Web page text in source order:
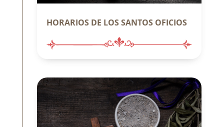
HORARIOS DE LOS SANTOS OFICIOS